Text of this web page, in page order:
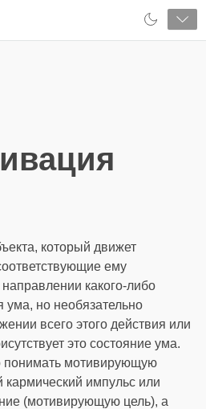
который движет
ему
какого-либо
ума, но необязательно
всего этого действия или
это состояние ума.
мотивирующую
импульс или
(мотивирующую цель), а